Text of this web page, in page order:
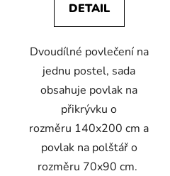
DETAIL
Dvoudílné povlečení na
jednu postel, sada
obsahuje povlak na
přikrývku o
rozměru 140x200 cm a
povlak na polštář o
rozměru 70x90 cm.